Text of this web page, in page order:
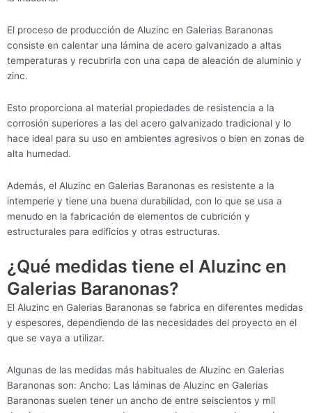
El proceso de producción de Aluzinc en Galerias Baranonas
consiste en calentar una lámina de acero galvanizado a altas
temperaturas y recubrirla con una capa de aleación de aluminio y
zinc.
Esto proporciona al material propiedades de resistencia a la
corrosión superiores a las del acero galvanizado tradicional y lo
hace ideal para su uso en ambientes agresivos o bien en zonas de
alta humedad.
Además, el Aluzinc en Galerias Baranonas es resistente a la
intemperie y tiene una buena durabilidad, con lo que se usa a
menudo en la fabricación de elementos de cubrición y
estructurales para edificios y otras estructuras.
¿Qué medidas tiene el Aluzinc en
Galerias Baranonas?
El Aluzinc en Galerias Baranonas se fabrica en diferentes medidas
y espesores, dependiendo de las necesidades del proyecto en el
que se vaya a utilizar.
Algunas de las medidas más habituales de Aluzinc en Galerias
Baranonas son: Ancho: Las láminas de Aluzinc en Galerias
Baranonas suelen tener un ancho de entre seiscientos y mil